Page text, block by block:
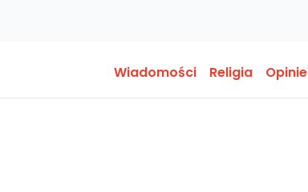
Wiadomości Religia Opinie